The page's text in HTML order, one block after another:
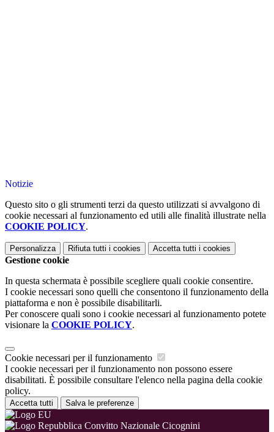
Notizie
Questo sito o gli strumenti terzi da questo utilizzati si avvalgono di
cookie necessari al funzionamento ed utili alle finalità illustrate nella
COOKIE POLICY.
Personalizza Rifiuta tutti i cookies Accetta tutti i cookies
Gestione cookie
In questa schermata è possibile scegliere quali cookie consentire.
I cookie necessari sono quelli che consentono il funzionamento della
piattaforma e non è possibile disabilitarli.
Per conoscere quali sono i cookie necessari al funzionamento potete
visionare la COOKIE POLICY.
Cookie necessari per il funzionamento
I cookie necessari per il funzionamento non possono essere
disabilitati. È possibile consultare l'elenco nella pagina della cookie
policy.
Accetta tutti Salva le preferenze
Convitto Nazionale Cicognini